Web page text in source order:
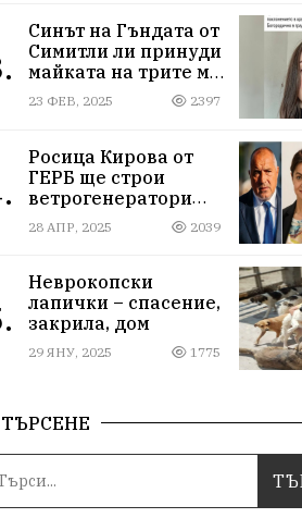
Синът на Гъндата от
Симитли ли принуди
майката на трите му
деца да се самоубие?
Къде са
23 ФЕВ, 2025 2397
Росица Кирова от
ГЕРБ ще строи
ветрогенератори
върху пасища в
Осоговската планина
28 АПР, 2025 2039
Неврокопски
лапички – спасение,
закрила, дом
29 ЯНУ, 2025 1775
ТЪРСЕНЕ